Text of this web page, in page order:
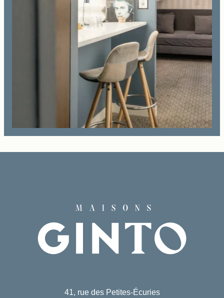
41, rue des Petites-Écuries
De kamers & Suites
Onze partnersOnze Verplichtingen
Boek